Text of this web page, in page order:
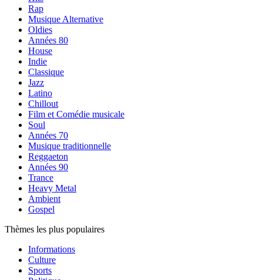
Rap
Musique Alternative
Oldies
Années 80
House
Indie
Classique
Jazz
Latino
Chillout
Film et Comédie musicale
Soul
Années 70
Musique traditionnelle
Reggaeton
Années 90
Trance
Heavy Metal
Ambient
Gospel
Thèmes les plus populaires
Informations
Culture
Sports